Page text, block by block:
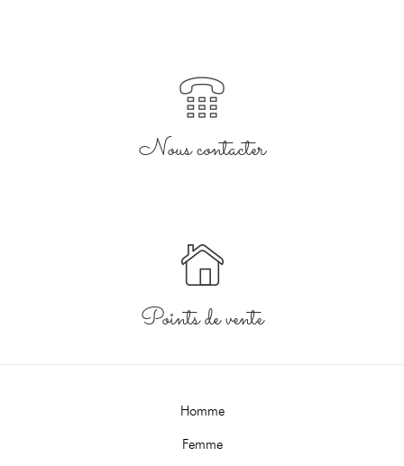
Nous contacter
Points de vente
Homme
Femme